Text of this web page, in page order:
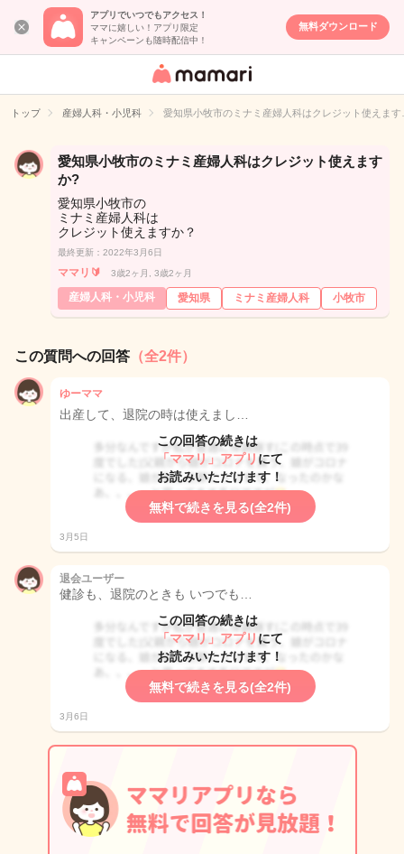
アプリでいつでもアクセス！
ママに嬉しい！アプリ限定
キャンペーンも随時配信中！
無料ダウンロード
女性専用匿名QA
イト
トップ 産婦人科・小児科 愛知県小牧市のミナミ産婦人科はクレジット使えま
愛知県小牧市のミナミ産婦人科はクレジット使えます
か?
愛知県小牧市の
ミナミ産婦人科は
クレジット使えますか？
最終更新：2022年3月6日
ママリ🔰 3歳2ヶ月, 3歳2ヶ月
産婦人科・小児科 愛知県 ミナミ産婦人科 小牧市
この質問への回答 （全2件）
ゆーママ
出産して、退院の時は使えまし…
この回答の続きは
「ママリ」アプリ にて
お読みいただけます！
無料で続きを見る(全2件)
3月5日
退会ユーザー
健診も、退院のときも いつでも…
この回答の続きは
「ママリ」アプリ にて
お読みいただけます！
無料で続きを見る(全2件)
3月6日